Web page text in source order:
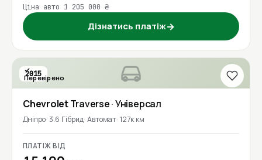
Ціна авто 1 205 000 ₴
Дізнатись платіж→
2015
Перевірено
ChevroletTraverse· Універсал
Дніпро 3.6 Гібрид Автомат 127к км
ПЛАТІЖ ВІД